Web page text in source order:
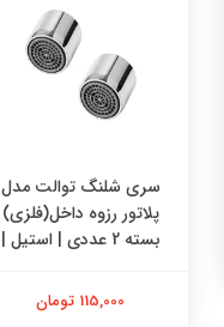
سری شلنگ توالت مدل
پلاتور رزوه داخل(فلزی)
بسته 2 عددی | استیل |
115,000 تومان